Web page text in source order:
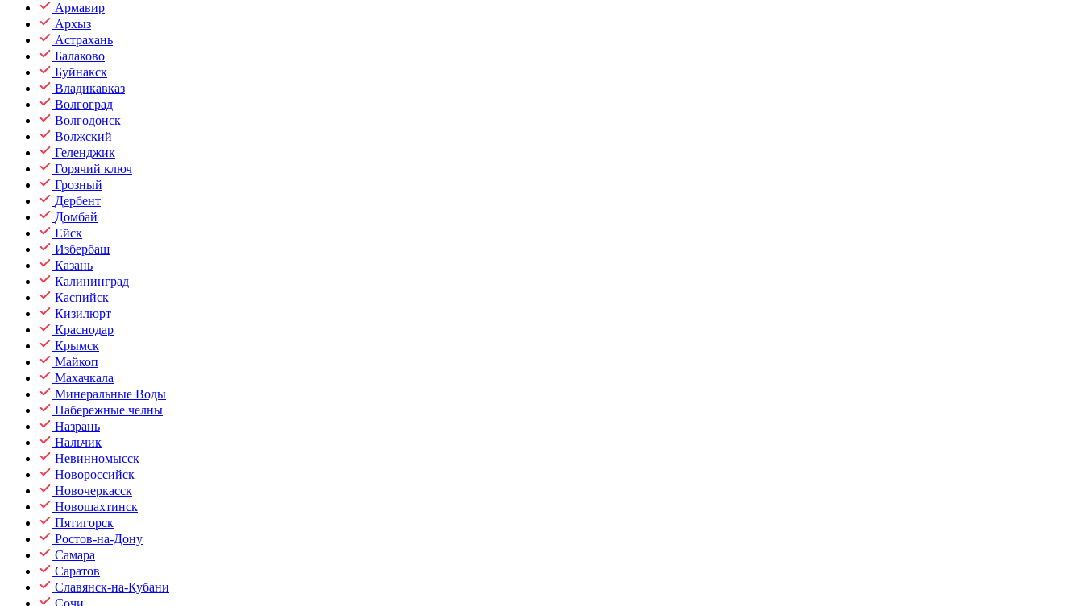
Армавир
Архыз
Астрахань
Балаково
Буйнакск
Владикавказ
Волгоград
Волгодонск
Волжский
Геленджик
Горячий ключ
Грозный
Дербент
Домбай
Ейск
Избербаш
Казань
Калининград
Каспийск
Кизилюрт
Краснодар
Крымск
Майкоп
Махачкала
Минеральные Воды
Набережные челны
Назрань
Нальчик
Невинномысск
Новороссийск
Новочеркасск
Новошахтинск
Пятигорск
Ростов-на-Дону
Самара
Саратов
Славянск-на-Кубани
Сочи